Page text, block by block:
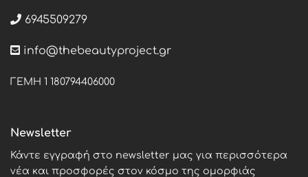
6945509279
info@thebeautyproject.gr
ΓΕΜΗ 1 180794406000
Newsletter
Κάντε εγγραφή στο newsletter μας για περισσότερα
νέα και προσφορές στον κόσμο της ομορφιάς